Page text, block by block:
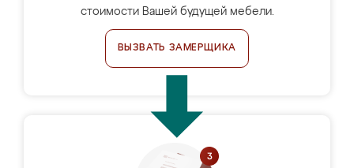
стоимости Вашей будущей мебели.
ВЫЗВАТЬ ЗАМЕРЩИКА